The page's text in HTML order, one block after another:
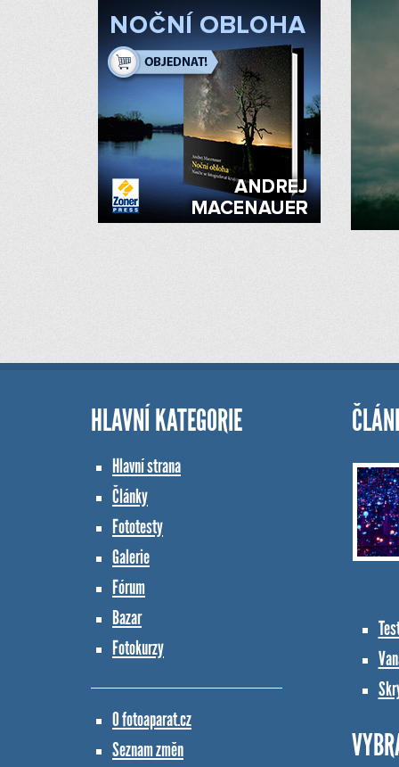
HLAVNÍ KATEGORIE
Hlavní strana
Články
Fototesty
Galerie
Fórum
Bazar
Fotokurzy
O fotoaparat.cz
Seznam změn